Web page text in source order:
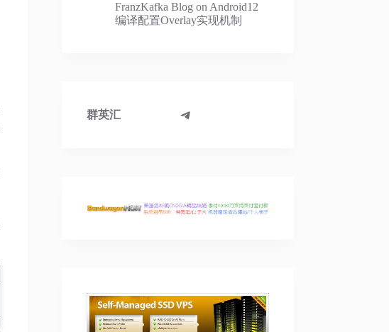
FranzKafka Blog on Android12
编译配置Overlay实现机制
群英汇 Telegram